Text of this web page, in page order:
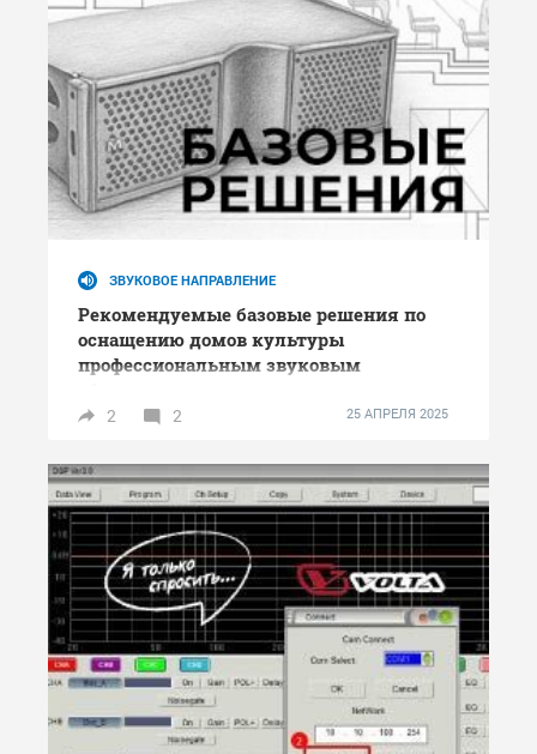
ЗВУКОВОЕ НАПРАВЛЕНИЕ
Рекомендуемые базовые решения по
оснащению домов культуры
профессиональным звуковым
2 2 25 АПРЕЛЯ 2025